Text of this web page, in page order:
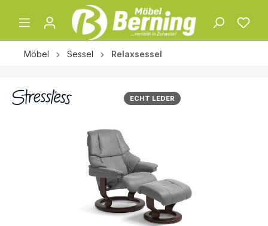
Möbel Sessel Relaxsessel
ECHT LEDER